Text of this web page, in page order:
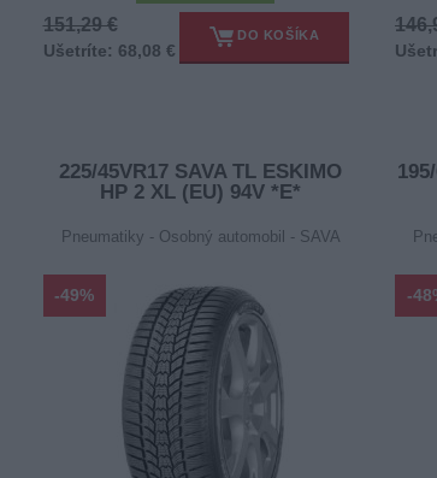
151,29 €
Ušetríte: 68,08 €
DO KOŠÍKA
225/45VR17 SAVA TL ESKIMO
HP 2 XL (EU) 94V *E*
Pneumatiky - Osobný automobil - SAVA
-49% -